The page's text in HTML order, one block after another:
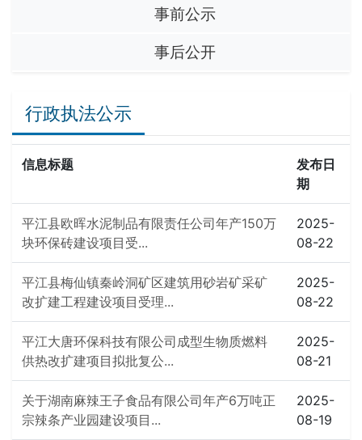
事前公示
事后公开
行政执法公示
信息标题
发布日
期
平江县欧晖水泥制品有限责任公司年产150万
块环保砖建设项目受...
2025-
08-22
平江县梅仙镇秦岭洞矿区建筑用砂岩矿采矿
改扩建工程建设项目受理...
2025-
08-22
平江大唐环保科技有限公司成型生物质燃料
供热改扩建项目拟批复公...
2025-
08-21
关于湖南麻辣王子食品有限公司年产6万吨正
宗辣条产业园建设项目...
2025-
08-19